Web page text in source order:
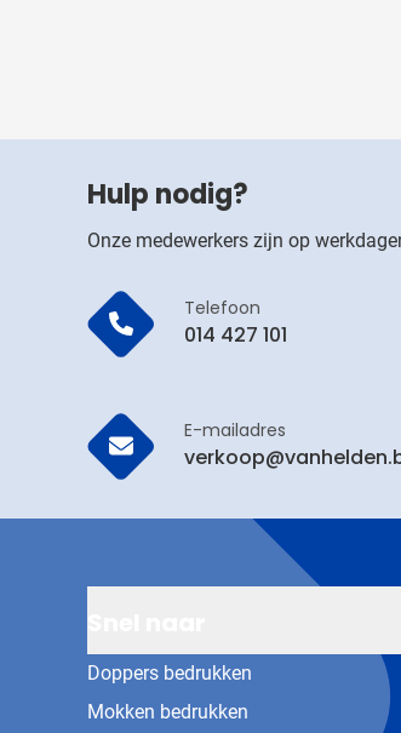
Hulp nodig?
Onze medewerkers zijn op
Telefoon
014 427 101
E-mailadres
Doppers bedrukken
Mokken bedrukken